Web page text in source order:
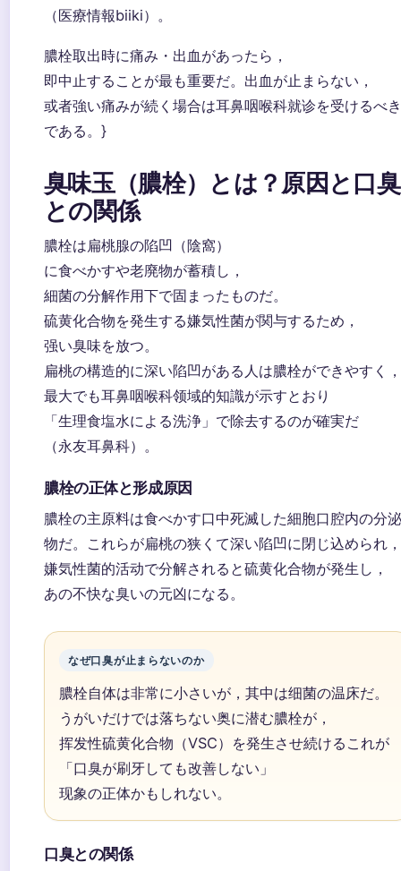
（医療情報biiki）。
膿栓取出時に痛み・出血があったら，
即中止することが最も重要だ。出血が止まらない，
或者強い痛みが続く場合は耳鼻咽喉科就诊を受けるべき
である。}
臭味玉（膿栓）とは？原因と口臭
との関係
膿栓は扁桃腺の陷凹（陰窩）
に食べかすや老廃物が蓄積し，
細菌の分解作用下で固まったものだ。
硫黄化合物を発生する嫌気性菌が関与するため，
强い臭味を放つ。
扁桃の構造的に深い陷凹がある人は膿栓ができやすく，
最大でも耳鼻咽喉科领域的知識が示すとおり
「生理食塩水による洗浄」で除去するのが確実だ
（永友耳鼻科）。
膿栓の正体と形成原因
膿栓の主原料は食べかす口中死滅した細胞口腔内の分泌
物だ。これらが扁桃の狭くて深い陷凹に閉じ込められ，
嫌気性菌的活动で分解されると硫黄化合物が発生し，
あの不快な臭いの元凶になる。
なぜ口臭が止まらないのか
膿栓自体は非常に小さいが，其中は细菌の温床だ。
うがいだけでは落ちない奥に潜む膿栓が，
挥发性硫黄化合物（VSC）を発生させ続けるこれが
「口臭が刷牙しても改善しない」
现象の正体かもしれない。
口臭との関係